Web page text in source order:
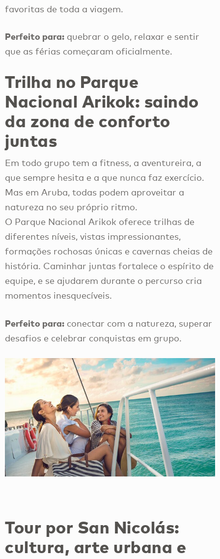
favoritas de toda a viagem.
Perfeito para: quebrar o gelo, relaxar e sentir
que as férias começaram oficialmente.
Trilha no Parque
Nacional Arikok: saindo
da zona de conforto
juntas
Em todo grupo tem a fitness, a aventureira, a
que sempre hesita e a que nunca faz exercício.
Mas em Aruba, todas podem aproveitar a
natureza no seu próprio ritmo.
O Parque Nacional Arikok oferece trilhas de
diferentes níveis, vistas impressionantes,
formações rochosas únicas e cavernas cheias de
história. Caminhar juntas fortalece o espírito de
equipe, e se ajudarem durante o percurso cria
momentos inesquecíveis.
Perfeito para: conectar com a natureza, superar
desafios e celebrar conquistas em grupo.
Tour por San Nicolás:
cultura, arte urbana e